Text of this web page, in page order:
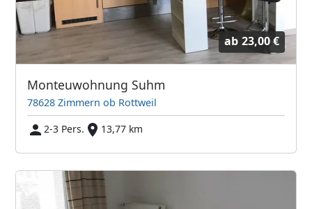
ab 23,00 €
Monteuwohnung Suhm
78628 Zimmern ob Rottweil
2-3 Pers.
13,77 km